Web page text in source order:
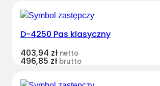
D-4250 Pas klasyczny
403,94 zł netto
496,85 zł brutto